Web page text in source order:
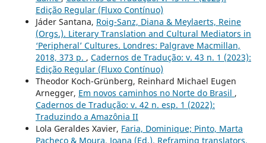
Edição Regular (Fluxo Contínuo)
Jáder Santana, Roig-Sanz, Diana & Meylaerts, Reine
(Orgs.). Literary Translation and Cultural Mediators in
‘Peripheral’ Cultures. Londres: Palgrave Macmillan,
2018, 373 p. , Cadernos de Tradução: v. 43 n. 1 (2023):
Edição Regular (Fluxo Contínuo)
Theodor Koch-Grünberg, Reinhard Michael Eugen
Arnegger, Em novos caminhos no Norte do Brasil ,
Cadernos de Tradução: v. 42 n. esp. 1 (2022):
Traduzindo a Amazônia II
Lola Geraldes Xavier, Faria, Dominique; Pinto, Marta
Pacheco & Moura, Joana (Ed.). Reframing translators,